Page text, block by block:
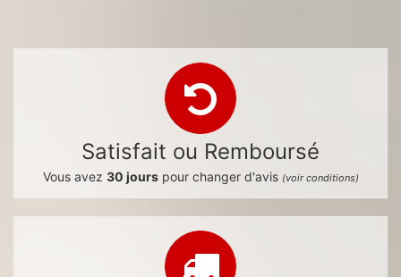
Satisfait ou Remboursé
Vous avez 30 jourspour changer d'avis (voir conditions)